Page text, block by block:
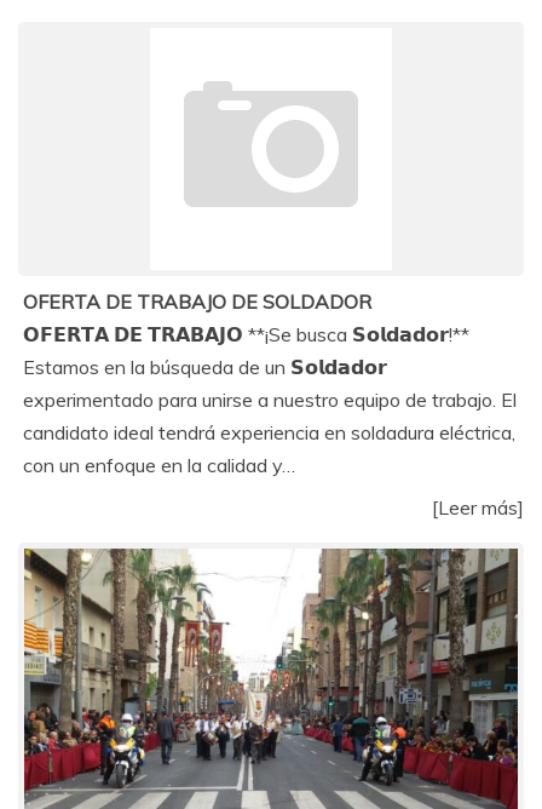
OFERTA DE TRABAJO DE SOLDADOR
𝗢𝗙𝗘𝗥𝗧𝗔 𝗗𝗘 𝗧𝗥𝗔𝗕𝗔𝗝𝗢 **¡Se busca 𝗦𝗼𝗹𝗱𝗮𝗱𝗼𝗿!**
Estamos en la búsqueda de un 𝗦𝗼𝗹𝗱𝗮𝗱𝗼𝗿
experimentado para unirse a nuestro equipo de trabajo. El
candidato ideal tendrá experiencia en soldadura eléctrica,
con un enfoque en la calidad y…
[Leer más]